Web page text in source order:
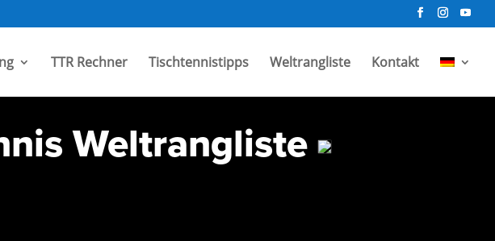
TTR Rechner Tischtennistipps Weltrangliste Kontakt
Weltrangliste